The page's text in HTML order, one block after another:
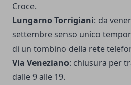
Croce.
Lungarno Torrigiani: da
settembre senso unico
di un tombino della rete
Via Veneziano: chiusura per
dalle 9 alle 19.